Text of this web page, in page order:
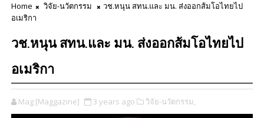
Home วิจัย-นวัตกรรม
วช.หนุน สทน.และ มน. ส่งออกส้มโอไทยไป
อเมริกา
วช.หนุน สทน.และ มน. ส่งออกส้มโอไทยไป
อเมริกา
Mag [Maggazine] 3 years ago วิจัย-นวัตกรรม,